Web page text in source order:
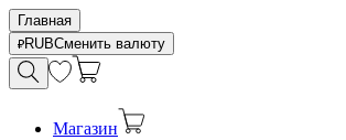
Главная
RUBСменить валюту
Магазин